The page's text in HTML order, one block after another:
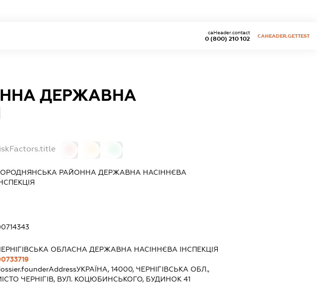
0 (800) 210 102
caHeader.contact
CAHEADER.GETTEST
ДЕРЖАВНА
РАЙОННА ДЕРЖАВНА НАСІННЄВА
ОБЛАСНА ДЕРЖАВНА НАСІННЄВА ІНСПЕКЦІЯ
УКРАЇНА, 14000, ЧЕРНІГІВСЬКА ОБЛ.,
ЧЕРНІГІВ, ВУЛ. КОЦЮБИНСЬКОГО, БУДИНОК 41